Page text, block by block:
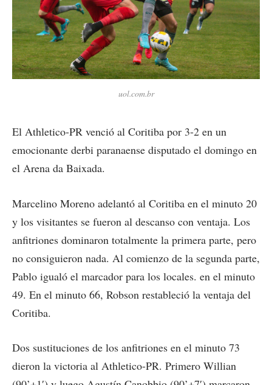
uol.com.br
El Athletico-PR venció al Coritiba por 3-2 en un
emocionante derbi paranaense disputado el domingo en
el Arena da Baixada.
Marcelino Moreno adelantó al Coritiba en el minuto 20
y los visitantes se fueron al descanso con ventaja. Los
anfitriones dominaron totalmente la primera parte, pero
no consiguieron nada. Al comienzo de la segunda parte,
Pablo igualó el marcador para los locales. en el minuto
49. En el minuto 66, Robson restableció la ventaja del
Coritiba.
Dos sustituciones de los anfitriones en el minuto 73
dieron la victoria al Athletico-PR. Primero Willian